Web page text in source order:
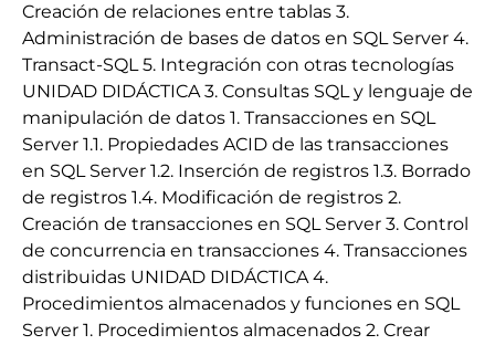
Creación de relaciones entre tablas 3.
Administración de bases de datos en SQL Server 4.
Transact-SQL 5. Integración con otras tecnologías
UNIDAD DIDÁCTICA 3. Consultas SQL y lenguaje de
manipulación de datos 1. Transacciones en SQL
Server 1.1. Propiedades ACID de las transacciones
en SQL Server 1.2. Inserción de registros 1.3. Borrado
de registros 1.4. Modificación de registros 2.
Creación de transacciones en SQL Server 3. Control
de concurrencia en transacciones 4. Transacciones
distribuidas UNIDAD DIDÁCTICA 4.
Procedimientos almacenados y funciones en SQL
Server 1. Procedimientos almacenados 2. Crear